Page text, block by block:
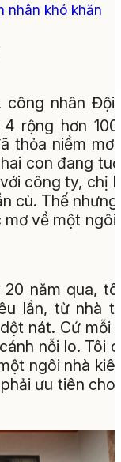
nhân khó khăn
công nhân Đội
rộng hơn
thỏa niềm mơ
con đang
công ty, chị
cù. Thế
về một ngôi
20 năm qua,
lần, từ nhà
nát. Cứ mỗi
nỗi lo. Tôi
ngôi nhà
ưu tiên cho